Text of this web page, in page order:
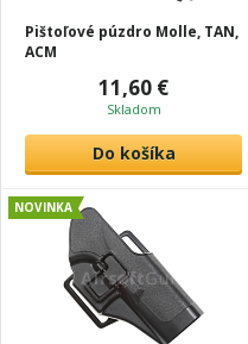
Pištoľové púzdro Molle, TAN,
ACM
11,60 €
Skladom
Do košíka
NOVINKA